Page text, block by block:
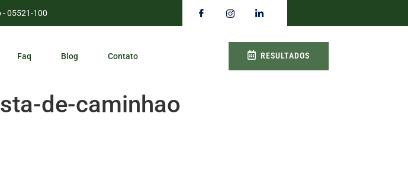
- 05521-100
Faq Blog Contato RESULTADOS
de-caminhao